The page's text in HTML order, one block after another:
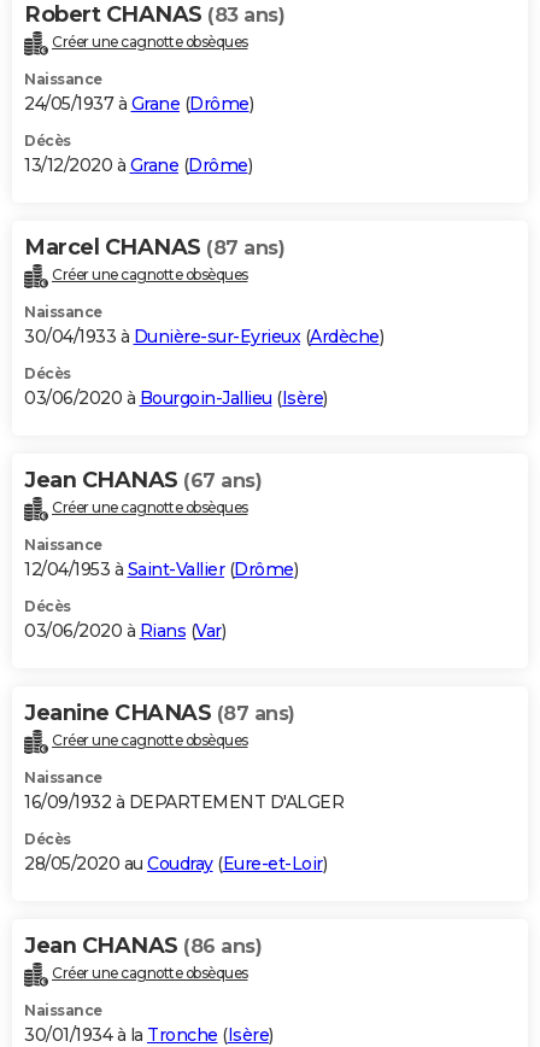
Robert CHANAS (83 ans)
Créer une cagnotte obsèques
Naissance
24/05/1937 à Grane (Drôme)
Décès
13/12/2020 à Grane (Drôme)
Marcel CHANAS (87 ans)
Créer une cagnotte obsèques
Naissance
30/04/1933 à Dunière-sur-Eyrieux(Ardèche)
Décès
03/06/2020 à Bourgoin-Jallieu (Isère)
Jean CHANAS (67 ans)
Créer une cagnotte obsèques
Naissance
12/04/1953 à Saint-Vallier(Drôme)
Décès
03/06/2020 à Rians (Var)
Jeanine CHANAS (87 ans)
Créer une cagnotte obsèques
Naissance
16/09/1932 à DEPARTEMENT D'ALGER
Décès
28/05/2020 au Coudray(Eure-et-Loir)
Jean CHANAS (86 ans)
Créer une cagnotte obsèques
Naissance
30/01/1934 à la Tronche (Isère)